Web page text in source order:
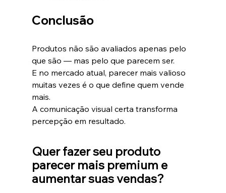
Conclusão
Produtos não são avaliados apenas pelo
que são — mas pelo que parecem ser.
E no mercado atual, parecer mais valioso
muitas vezes é o que define quem vende
mais.
A comunicação visual certa transforma
percepção em resultado.
Quer fazer seu produto
parecer mais premium e
aumentar suas vendas?